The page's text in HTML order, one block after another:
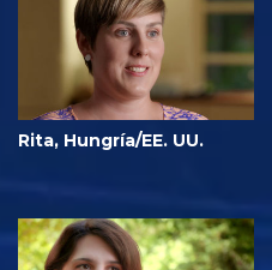
Rita, Hungría/EE. UU.